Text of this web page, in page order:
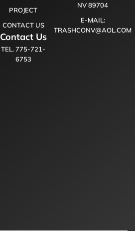
PROJECT
CONTACT US
Contact Us
TEL. 775-721-
6753
NV 89704
E-MAIL:
TRASHCONV@AOL.COM